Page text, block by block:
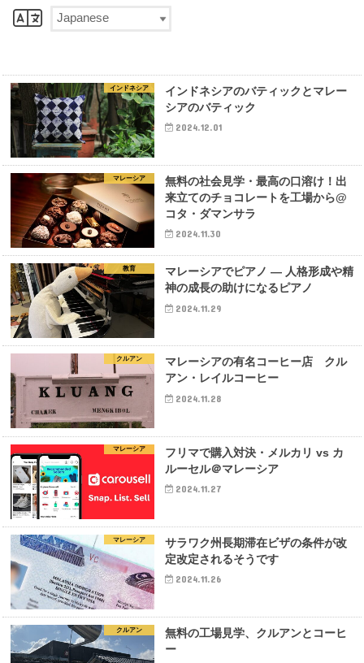
インドネシア
インドネシアのバティックとマレー
シアのバティック
2024.12.01
マレーシア
無料の社会見学・最高の口溶け！出
来立てのチョコレートを工場から@
コタ・ダマンサラ
2024.11.30
教育
マレーシアでピアノ — 人格形成や精
神の成長の助けになるピアノ
2024.11.29
クルアン
マレーシアの有名コーヒー店 クル
アン・レイルコーヒー
2024.11.28
マレーシア
フリマで購入対決・メルカリ vs カ
ルーセル＠マレーシア
2024.11.27
マレーシア
サラワク州長期滞在ビザの条件が改
定改定されるそうです
2024.11.26
クルアン
無料の工場見学、クルアンとコーヒ
ー